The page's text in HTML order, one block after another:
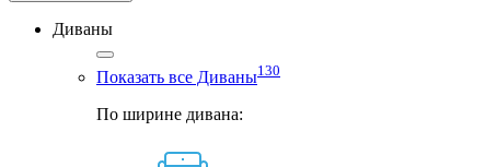
Диваны
Показать все Диваны130
По ширине дивана: